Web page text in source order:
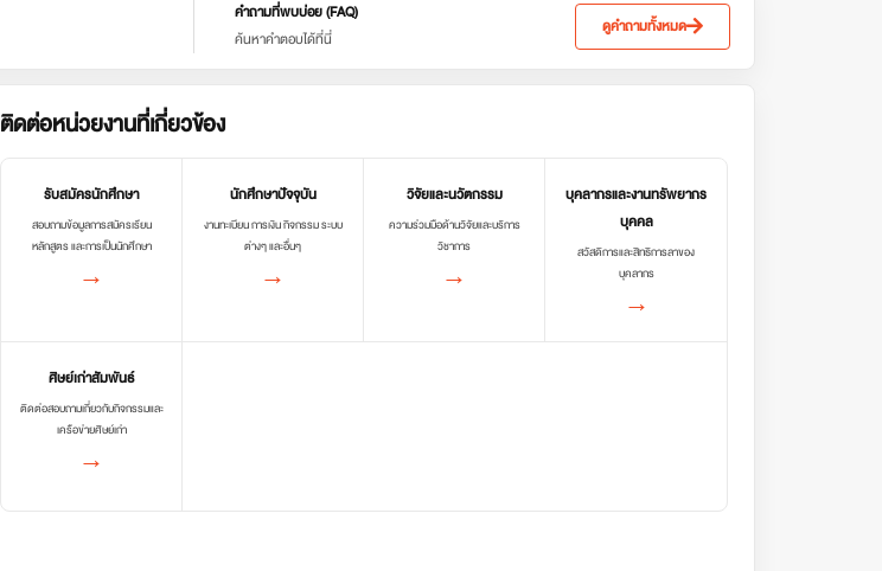
คำถามที่พบบ่อย (FAQ)
ค้นหาคำตอบได้ที่นี่
ดูคำถามทั้งหมด
ติดต่อหน่วยงานที่เกี่ยวข้อง
รับสมัครนักศึกษา
สอบถามข้อมูลการสมัครเรียน
หลักสูตร และการเป็นนักศึกษา
→
นักศึกษาปัจจุบัน
งานทะเบียน การเงิน กิจกรรม ระบบ
ต่างๆ และอื่นๆ
→
วิจัยและนวัตกรรม
ความร่วมมือด้านวิจัยและบริการ
วิชาการ
→
บุคลากรและงานทรัพยากร
บุคคล
สวัสดิการและสิทธิการลาของ
บุคลากร
→
ศิษย์เก่าสัมพันธ์
ติดต่อสอบถามเกี่ยวกับกิจกรรมและ
เครือข่ายศิษย์เก่า
→